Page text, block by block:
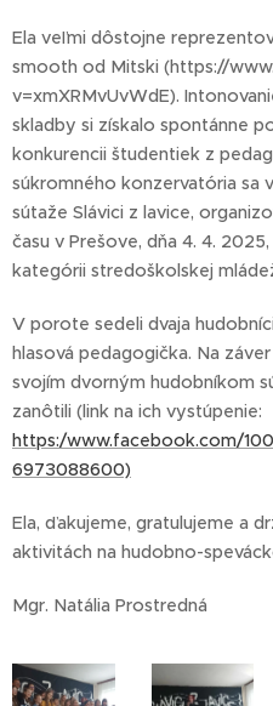
Ela veľmi dôstojne
smooth od Mitski (https://
v=xmXRMvUvWdE).
skladby si získalo spontánne
konkurencii študentiek z
súkromného konzervatória sa
sútaže Slávici z lavice,
času v Prešove, dňa 4. 4.
kategórii stredoškolskej
V porote sedeli dvaja
hlasová pedagogička. Na
svojím dvorným hudobníkom
zanôtili (link na ich vystúpenie:
https:/www.facebook.com/
6973088600)
Ela, ďakujeme, gratulujeme a
aktivitách na hudobno-
Mgr. Natália Prostredná